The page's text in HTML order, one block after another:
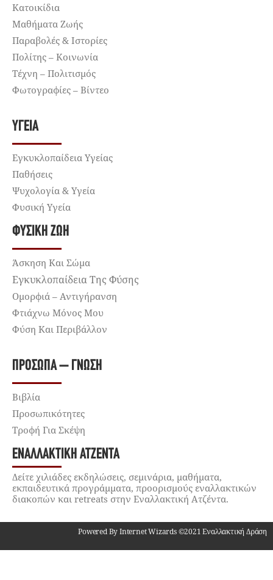
Κατοικίδια
Μαθήματα Ζωής
Παραβολές & Ιστορίες
Πολίτης – Κοινωνία
Τέχνη – Πολιτισμός
Φωτογραφίες – Βίντεο
ΥΓΕΊΑ
Εγκυκλοπαίδεια Υγείας
Παθήσεις
Ψυχολογία & Υγεία
Φυσική Υγεία
ΦΥΣΙΚΉ ΖΩΉ
Άσκηση Και Σώμα
Εγκυκλοπαίδεια Της Φύσης
Ομορφιά – Αντιγήρανση
Φτιάχνω Μόνος Μου
Φύση Και Περιβάλλον
ΠΡΌΣΩΠΑ – ΓΝΏΣΗ
Βιβλία
Προσωπικότητες
Τροφή Για Σκέψη
ΕΝΑΛΛΑΚΤΙΚΉ ΑΤΖΈΝΤΑ
Δείτε χιλιάδες εκδηλώσεις, σεμινάρια, μαθήματα,
εκπαιδευτικά προγράμματα, προορισμούς εναλλακτικών
διακοπών και retreats στην Εναλλακτική Ατζέντα.
Powered By Internet Wizards ©2021 Εναλλακτική Δράση